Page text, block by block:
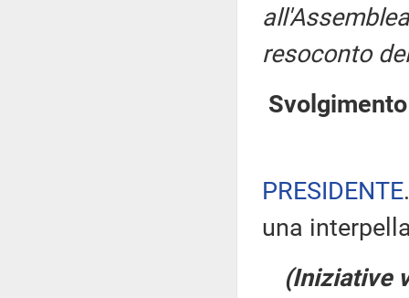
resoconto
PRESIDENTE
una
(Iniziative